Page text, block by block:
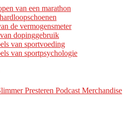
van een marathon
de vermogensmeter
dopinggebruik
van sportvoeding
van sportpsychologie
Presteren Podcast Merchandise